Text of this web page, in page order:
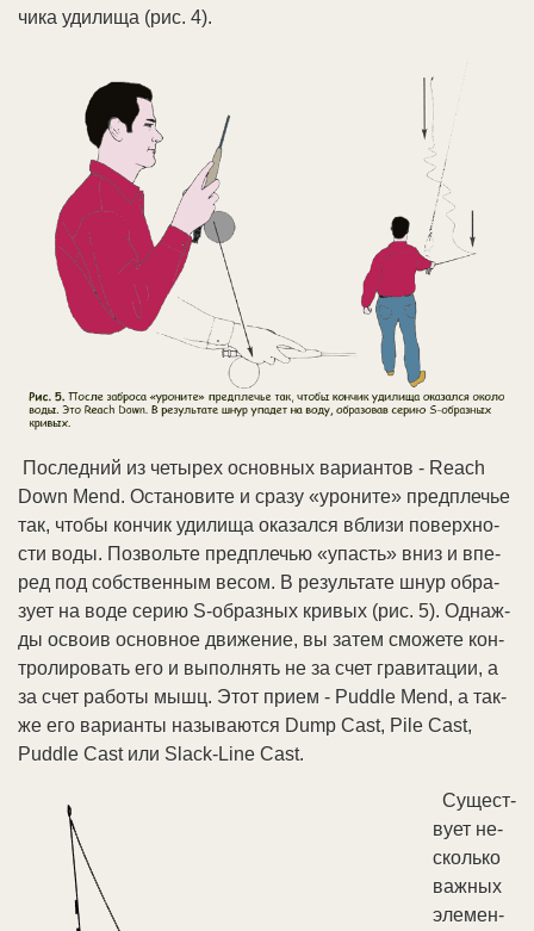
чи­ка уди­ли­ща (рис. 4).
По­след­ний из че­ты­рех ос­нов­ных ва­ри­ан­тов - Reach
Down Mend. Ос­та­но­ви­те и сра­зу «уро­ни­те» пред­пле­чье
так, что­бы кон­чик уди­ли­ща ока­зал­ся вбли­зи по­верх­но­
сти во­ды. По­зволь­те пред­пле­чью «упасть» вниз и впе­
ред под соб­ст­вен­ным ве­сом. В ре­зуль­та­те шнур об­ра­
зу­ет на во­де се­рию S-об­раз­ных кри­вых (рис. 5). Од­на­ж­
ды ос­во­ив ос­нов­ное дви­же­ние, вы за­тем смо­же­те кон­
тро­ли­ро­вать его и вы­пол­нять не за счет гра­ви­та­ции, а
за счет ра­бо­ты мышц. Этот при­ем - Puddle Mend, а так­
же его ва­ри­ан­ты на­зы­ва­ют­ся Dump Cast, Pile Cast,
Puddle Cast или Slack-Line Cast.
Су­ще­ст­
ву­ет не­
сколь­ко
важ­ных
эле­мен­